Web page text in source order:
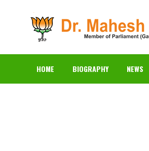
HOME BIOGRAPHY NEWS